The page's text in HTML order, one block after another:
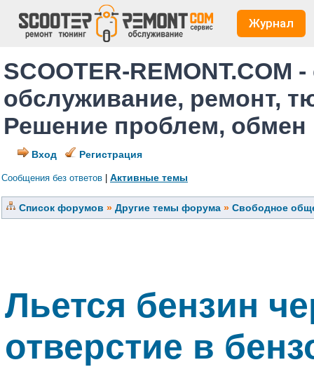
Журнал
SCOOTER-REMONT.COM
обслуживание, ремонт,
Решение проблем,
Вход Регистрация
Сообщения без ответов Активные темы
Список форумов » Другие темы форума » Свободное
Льется бензин
отверстие в